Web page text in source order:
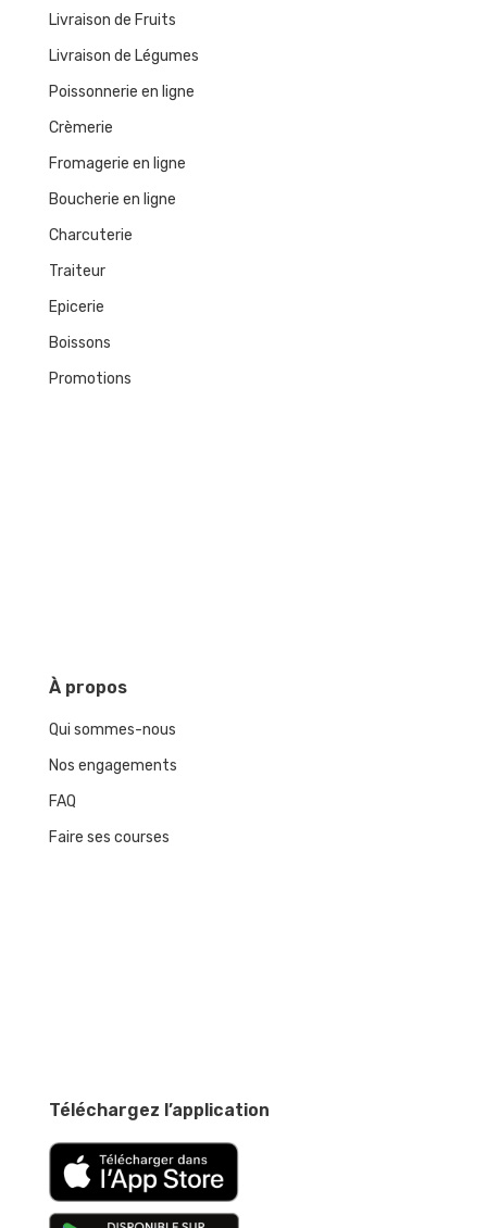
Livraison de Fruits
Livraison de Légumes
Poissonnerie en ligne
Crèmerie
Fromagerie en ligne
Boucherie en ligne
Charcuterie
Traiteur
Epicerie
Boissons
Promotions
Àpropos
Qui sommes-nous
Nos engagements
FAQ
Faire ses courses
Téléchargez l’application